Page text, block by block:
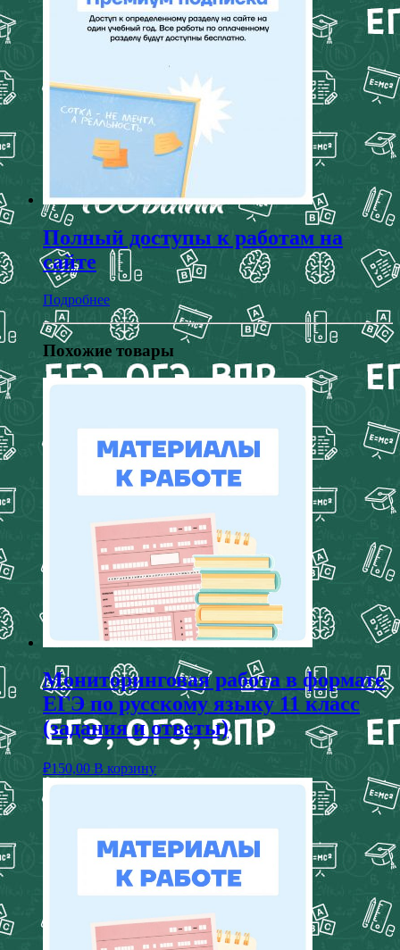
Полный доступы к работам на
сайте
Подробнее
Похожие товары
Мониторинговая работа в формате
ЕГЭ по русскому языку 11 класс
(задания и ответы)
₽150,00 В корзину